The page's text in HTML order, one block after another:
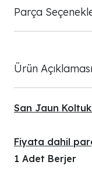
Parça
Ürün Açıklaması
San Jaun Koltuk
Fiyata dahil
1 Adet Berjer